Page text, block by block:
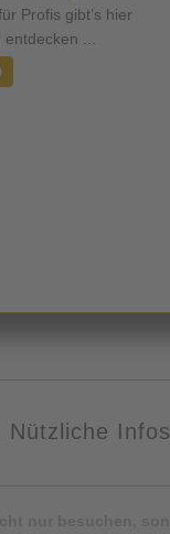
Profis gibt’s hier
...
Nützliche Infos